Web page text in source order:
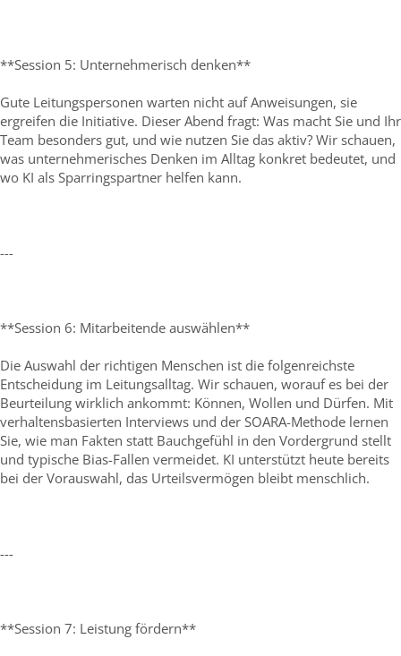
**Session 5: Unternehmerisch denken**
Gute Leitungspersonen warten nicht auf Anweisungen, sie
ergreifen die Initiative. Dieser Abend fragt: Was macht Sie und Ihr
Team besonders gut, und wie nutzen Sie das aktiv? Wir schauen,
was unternehmerisches Denken im Alltag konkret bedeutet, und
wo KI als Sparringspartner helfen kann.
---
**Session 6: Mitarbeitende auswählen**
Die Auswahl der richtigen Menschen ist die folgenreichste
Entscheidung im Leitungsalltag. Wir schauen, worauf es bei der
Beurteilung wirklich ankommt: Können, Wollen und Dürfen. Mit
verhaltensbasierten Interviews und der SOARA-Methode lernen
Sie, wie man Fakten statt Bauchgefühl in den Vordergrund stellt
und typische Bias-Fallen vermeidet. KI unterstützt heute bereits
bei der Vorauswahl, das Urteilsvermögen bleibt menschlich.
---
**Session 7: Leistung fördern**